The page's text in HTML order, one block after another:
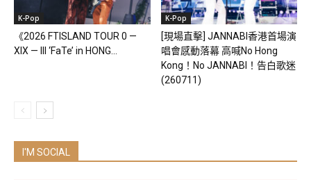
K-Pop
《2026 FTISLAND TOUR 0 —
XIX — III ‘FaTe’ in HONG...
K-Pop
[現場直擊] JANNABI香港首場演
唱會感動落幕 高喊No Hong
Kong！No JANNABI！告白歌迷
(260711)
I'M SOCIAL